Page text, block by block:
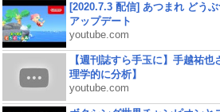
[2020.7.3 配信] あつまれ どう
アップデート
youtube.com
【週刊誌すら手玉に】手越祐也
理学的に分析】
youtube.com